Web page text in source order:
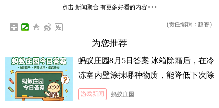
点击 新闻聚合有更多好看的内容>>>
(责任编辑：赵睿)
为您推荐
蚂蚁庄园8月5日答案 冰箱除霜后，在冷
冻室内壁涂抹哪种物质，能降低下次除
霜的难度
游戏新闻 蚂蚁庄园